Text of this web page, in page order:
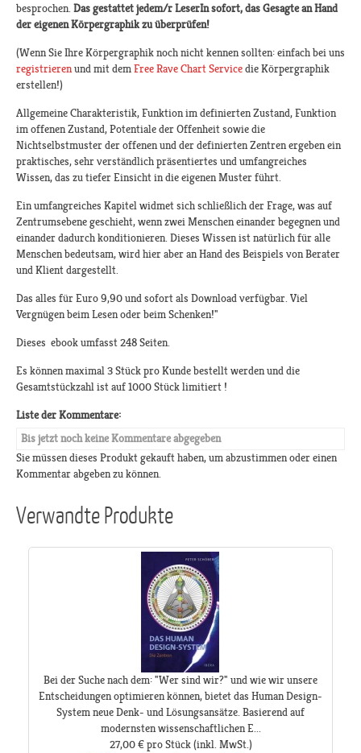
besprochen. Das gestattet jedem/r LeserIn sofort, das Gesagte an Hand
der eigenen Körpergraphik zu überprüfen!
(Wenn Sie Ihre Körpergraphik noch nicht kennen sollten: einfach bei uns
registrierenund mit demFree Rave Chart Servicedie Körpergraphik
erstellen!)
Allgemeine Charakteristik, Funktion im definierten Zustand, Funktion
im offenen Zustand, Potentiale der Offenheit sowie die
Nichtselbstmuster der offenen und der definierten Zentren ergeben ein
praktisches, sehr verständlich präsentiertes und umfangreiches
Wissen, das zu tiefer Einsicht in die eigenen Muster führt.
Ein umfangreiches Kapitel widmet sich schließlich der Frage, was auf
Zentrumsebene geschieht, wenn zwei Menschen einander begegnen und
einander dadurch konditionieren. Dieses Wissen ist natürlich für alle
Menschen bedeutsam, wird hier aber an Hand des Beispiels von Berater
und Klient dargestellt.
Das alles für Euro 9,90 und sofort als Download verfügbar. Viel
Vergnügen beim Lesen oder beim Schenken!"
Dieses ebook umfasst 248 Seiten.
Es können maximal 3 Stück pro Kunde bestellt werden und die
Gesamtstückzahl ist auf 1000 Stück limitiert !
Liste der Kommentare:
Bis jetzt noch keine Kommentare abgegeben
Sie müssen dieses Produkt gekauft haben, um abzustimmen oder einen
Kommentar abgeben zu können.
Verwandte Produkte
Bei der Suche nach dem: "Wer sind wir?" und wie wir unsere
Entscheidungen optimieren können, bietet das Human Design-
System neue Denk- und Lösungsansätze. Basierend auf
modernsten wissenschaftlichen E...
27,00 € pro Stück(inkl. MwSt.)